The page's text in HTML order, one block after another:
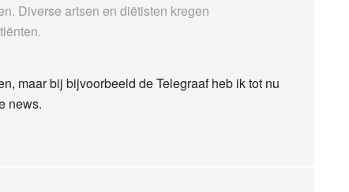
Diverse artsen en diëtisten kregen
maar bij bijvoorbeeld de Telegraaf heb ik tot nu
news.